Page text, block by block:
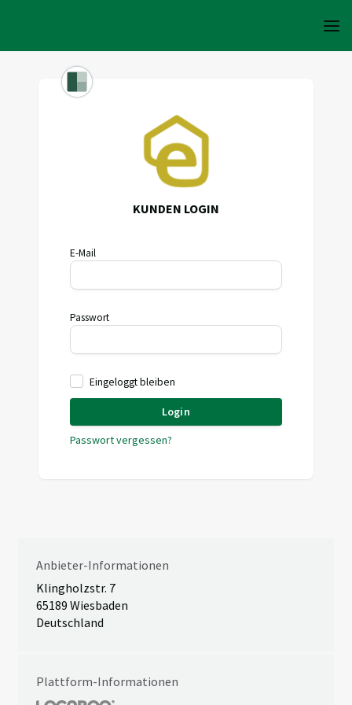
KUNDEN LOGIN
E-Mail
Passwort
Eingeloggt bleiben
Login
Passwort vergessen?
Anbieter-Informationen
Klingholzstr. 7
65189 Wiesbaden
Deutschland
Plattform-Informationen